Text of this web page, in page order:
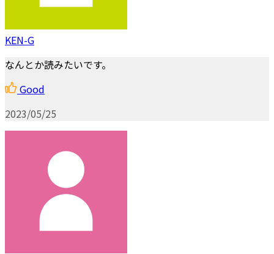
KEN-G
なんとか読みたいです。
Good
2023/05/25